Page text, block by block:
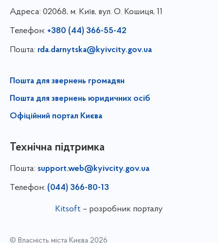
Адреса: 02068, м. Київ, вул. О. Кошиця, 11
Телефон: +380 (44) 366-55-42
Пошта: rda.darnytska@kyivcity.gov.ua
Пошта для звернень громадян
Пошта для звернень юридичних осіб
Офіційний портал Києва
Технічна підтримка
Пошта: support.web@kyivcity.gov.ua
Телефон: (044) 366-80-13
Kitsoft – розробник порталу
© Власність міста Києва 2026